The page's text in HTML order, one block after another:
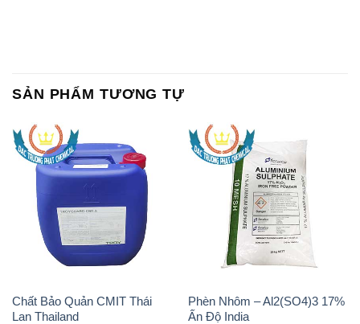
SẢN PHẨM TƯƠNG TỰ
Chất Bảo Quản CMIT Thái
Lan Thailand
Phèn Nhôm – Al2(SO4)3 17%
Ấn Độ India